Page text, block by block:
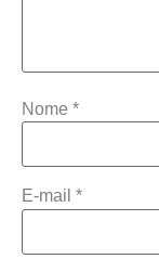
Nome *
E-mail *